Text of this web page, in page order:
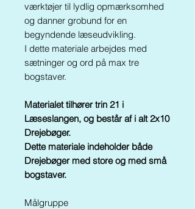
værktøjer til lydlig opmærksomhed
og danner grobund for en
begyndende læseudvikling.
I dette materiale arbejdes med
sætninger og ord på max tre
bogstaver.
Materialet tilhører trin 21 i
Læseslangen, og består af i alt 2x10
Drejebøger.
Dette materiale indeholder både
Drejebøger med store og med små
bogstaver.
Målgruppe